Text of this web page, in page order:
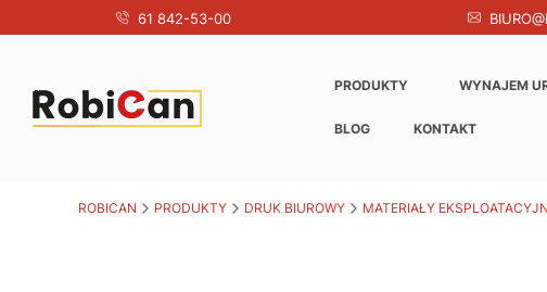
61 842-53-00
PRODUKTY WYNAJEM
BLOG KONTAKT
ROBICAN PRODUKTY DRUK BIUROWY MATERIAŁY